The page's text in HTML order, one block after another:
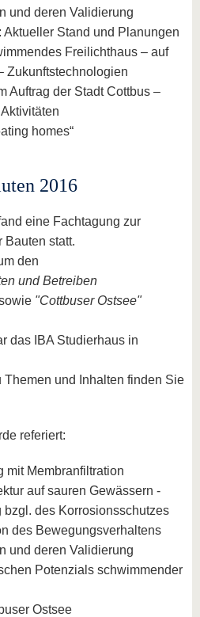
und deren Validierung
Aktueller Stand und Planungen
Freilichthaus – auf
Zukunftstechnologien
Auftrag der Stadt Cottbus –
homes“
2016
eine Fachtagung zur
Bauten statt.
den
und Betreiben
"Cottbuser Ostsee"
das IBA Studierhaus in
Themen und Inhalten finden Sie
referiert:
mit Membranfiltration
auf sauren Gewässern -
bzgl. des Korrosionsschutzes
des Bewegungsverhaltens
und deren Validierung
Potenzials schwimmender
Ostsee